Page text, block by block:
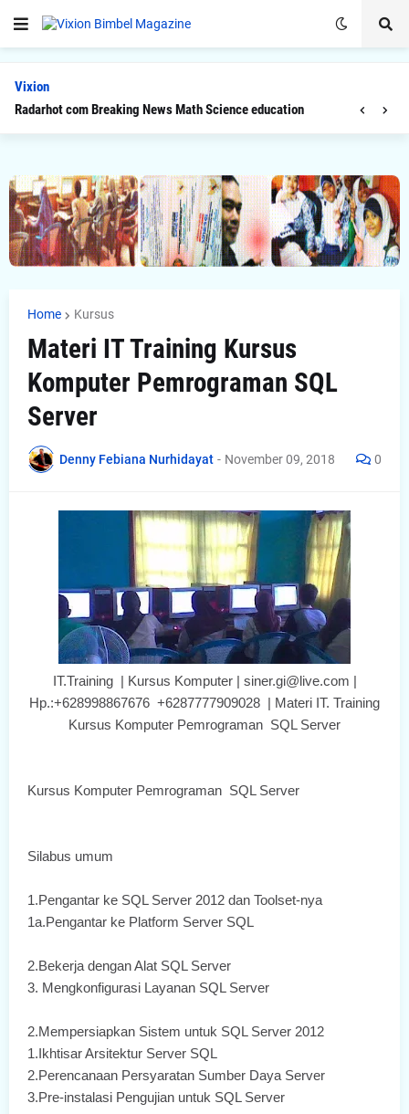
Vixion
Radarhot com Breaking News Math Science education
Home Kursus
Materi IT Training Kursus
Komputer Pemrograman SQL
Server
Denny Febiana Nurhidayat - November 09, 2018 0
IT.Training | Kursus Komputer | siner.gi@live.com |
Hp.:+628998867676 +6287777909028 | Materi IT. Training
Kursus Komputer Pemrograman SQL Server
Kursus Komputer Pemrograman SQL Server
Silabus umum
1.Pengantar ke SQL Server 2012 dan Toolset-nya
1a.Pengantar ke Platform Server SQL
2.Bekerja dengan Alat SQL Server
3. Mengkonfigurasi Layanan SQL Server
2.Mempersiapkan Sistem untuk SQL Server 2012
1.Ikhtisar Arsitektur Server SQL
2.Perencanaan Persyaratan Sumber Daya Server
3.Pre-instalasi Pengujian untuk SQL Server